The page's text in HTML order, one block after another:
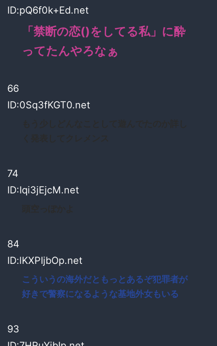
ID:pQ6f0k+Ed.net
「禁断の恋()をしてる私」に酔
ってたんやろなぁ
66
ID:0Sq3fKGT0.net
74
ID:Iqi3jEjcM.net
84
ID:lKXPIjbOp.net
こういうの海外だともっとあるぞ犯罪者が
好きで警察になるような基地外女もいる
93